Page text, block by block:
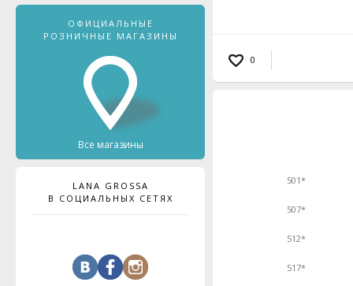
ОФИЦИАЛЬНЫЕ
РОЗНИЧНЫЕ МАГАЗИНЫ
Все магазины
LANA GROSSA
В СОЦИАЛЬНЫХ СЕТЯХ
0
501*
507*
512*
517*